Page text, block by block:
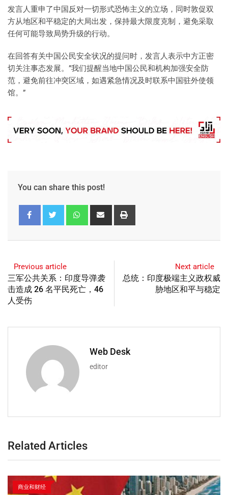
发言人重申了中国反对一切形式恐怖主义的立场，同时敦促双
方从地区和平稳定的大局出发，保持最大限度克制，避免采取
任何可能导致局势升级的行动。
在回答有关中国公民安全状况的提问时，发言人表示中方正密
切关注事态发展。”我们提醒当地中国公民和机构加强安全防
范，避免前往冲突区域，如遇紧急情况及时联系中国驻外使领
馆。”
You can share this post!
Previous article
三军公共关系：印度导弹袭
击造成 26 名平民死亡，46
人受伤
Next article
总统：印度极端主义政权威
胁地区和平与稳定
Web Desk
editor
Related Articles
商业和财经